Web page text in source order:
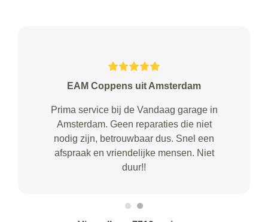
EAM Coppens uit Amsterdam
Prima service bij de Vandaag garage in
Amsterdam. Geen reparaties die niet
nodig zijn, betrouwbaar dus. Snel een
afspraak en vriendelijke mensen. Niet
duur!!